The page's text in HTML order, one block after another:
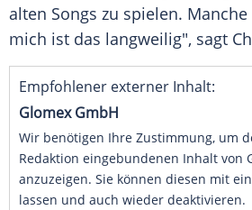
alten Songs zu spielen.
mich ist das langweilig", sagt
Empfohlener externer Inhalt:
Glomex GmbH
Wir benötigen Ihre Zustimmung, um
Redaktion eingebundenen Inhalt von
anzuzeigen. Sie können diesen mit
lassen und auch wieder deaktivieren.